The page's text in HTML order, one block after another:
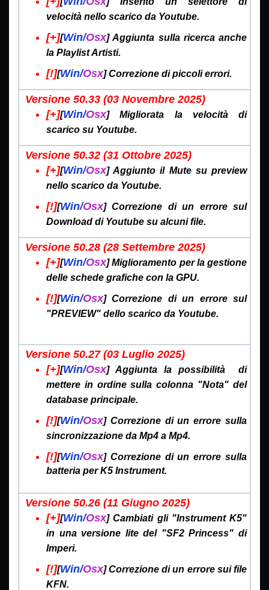
velocità nello scarico da Youtube.
[+][Win/Osx] Aggiunta sulla ricerca anche
la Playlist Artisti.
[!][Win/Osx] Correzione di piccoli errori.
Versione 50.33 (03 Novembre 2025)
[+][Win/Osx] Migliorata la velocità di
scarico su Youtube.
Versione 50.32 (31 Ottobre 2025)
[+][Win/Osx] Aggiunto il Mute su preview
nello scarico da Youtube.
[!][Win/Osx] Correzione di un errore sul
Download di Youtube su alcuni file.
Versione 50.28 (28 Settembre 2025)
[+][Win/Osx] Miglioramento per la gestione
delle schede grafiche con la GPU.
[!][Win/Osx] Correzione di un errore sul
"PREVIEW" dello scarico da Youtube.
Versione 50.27 (03 Luglio 2025)
[+][Win/Osx] Aggiunta la possibilità di
mettere in ordine sulla colonna "Nota" del
database principale.
[!][Win/Osx] Correzione di un errore sulla
sincronizzazione da Mp4 a Mp4.
[!][Win/Osx] Correzione di un errore sulla
batteria per K5 Instrument.
Versione 50.26 (11 Giugno 2025)
[+][Win/Osx] Cambiati gli "Instrument K5"
in una versione lite del "SF2 Princess" di
Imperi.
[!][Win/Osx] Correzione di un errore sui file
KFN.